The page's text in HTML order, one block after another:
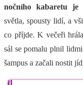
nočního kabaretu je
světla, spousty lidí, a
co příjde. K večeři
sál se pomalu plnil
šampus a začali nostit